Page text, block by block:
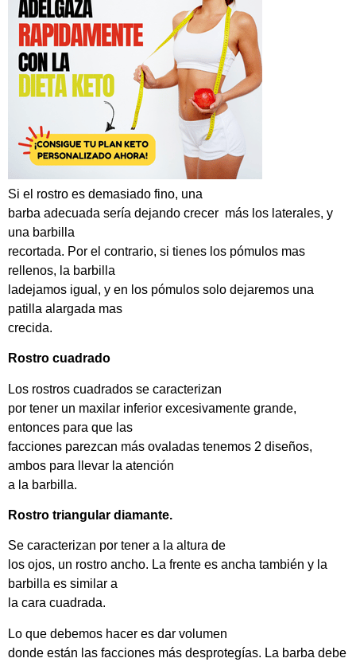
Si el rostro es demasiado fino, una
barba adecuada sería dejando crecer más los laterales, y
una barbilla
recortada. Por el contrario, si tienes los pómulos mas
rellenos, la barbilla
ladejamos igual, y en los pómulos solo dejaremos una
patilla alargada mas
crecida.
Rostro cuadrado
Los rostros cuadrados se caracterizan
por tener un maxilar inferior excesivamente grande,
entonces para que las
facciones parezcan más ovaladas tenemos 2 diseños,
ambos para llevar la atención
a la barbilla.
Rostro triangular diamante.
Se caracterizan por tener a la altura de
los ojos, un rostro ancho. La frente es ancha también y la
barbilla es similar a
la cara cuadrada.
Lo que debemos hacer es dar volumen
donde están las facciones más desprotegías. La barba debe